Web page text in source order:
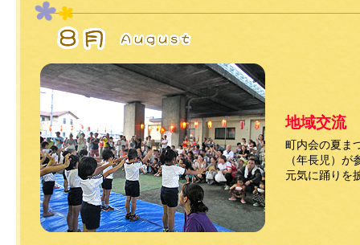
地域交流
町内会の夏ま
（年長児）が
元気に踊りを